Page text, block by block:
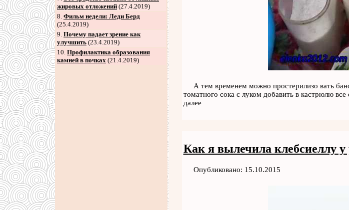
жировых отложений (27.4.2019)
8. Фильм недели: Леди Берд
(25.4.2019)
9. Почему падает зрение как
улучшить (23.4.2019)
10. Профилактика образования
камней в почках (21.4.2019)
А тем временем можно простерилизо вать
томатного сока с луком добавить в кастрюлю
далее
Как я вылечила клебсиеллу у
Опубликовано: 15.10.2015